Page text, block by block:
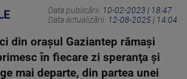
Data publicării: 10-02-2023 | 18:47
Data actualizării: 12-08-2025 | 14:04
din oraşul Gaziantep rămaşi
în fiecare zi speranţa şi
mai departe, din partea unei